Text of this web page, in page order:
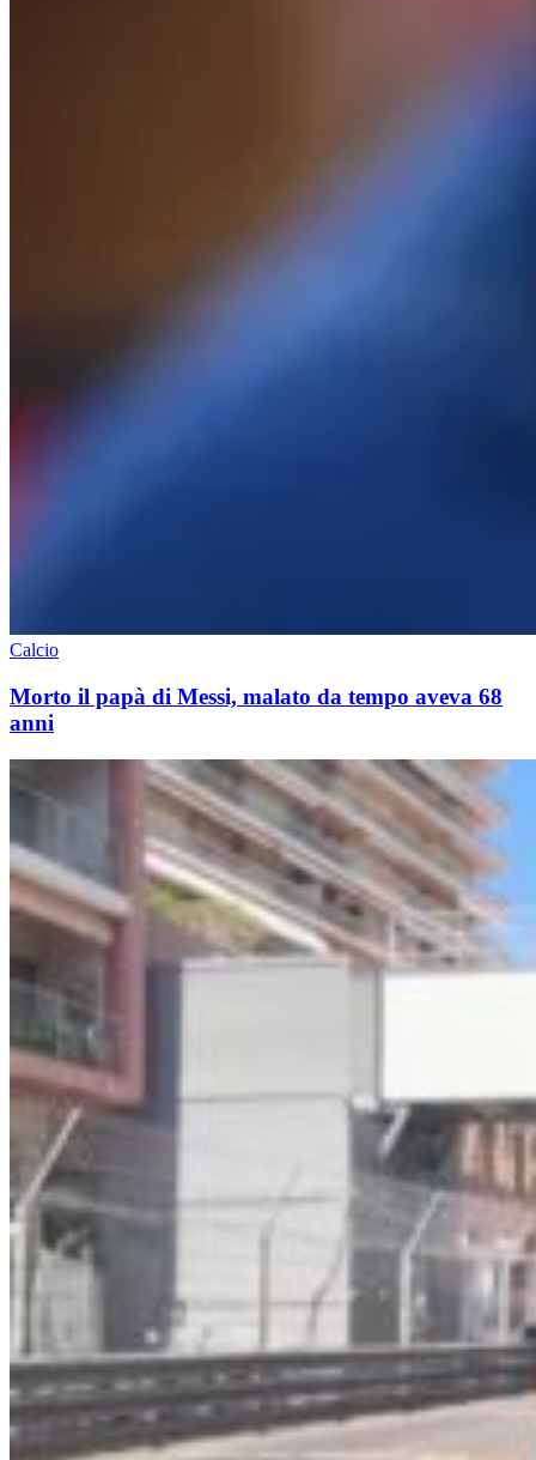
Calcio
Morto il papà di Messi, malato da tempo aveva 68
anni